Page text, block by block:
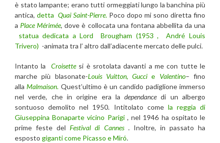
è stato lampante; erano tutti ormeggiati lungo la banchina più
antica, detta Quai Saint-Pierre. Poco dopo mi sono diretta fino
a Place Mérimée, dove è collocata una fontana abbellita da una
statua dedicata a Lord Brougham (1953 , André Louis
Trivero) -animata tra l’ altro dall’adiacente mercato delle pulci.
Intanto la Croisettesi è srotolata davanti a me con tutte le
marche più blasonate-Louis Vuitton,Guccie Valentino– fino
allaMalmaison. Quest’ultimo è un candido padiglione immerso
nel verde, che in origine era ladependancedi un albergo
sontuoso demolito nel 1950. Intitolato come la reggia di
Giuseppina Bonaparte vicino Parigi, nel 1946 ha ospitato le
prime feste delFestival di Cannes. Inoltre, in passato ha
esposto giganti come Picasso e Miró.